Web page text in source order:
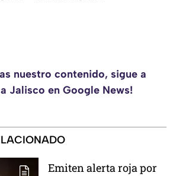
nuestro contenido, sigue a
Jalisco en Google News!
Emiten alerta roja por